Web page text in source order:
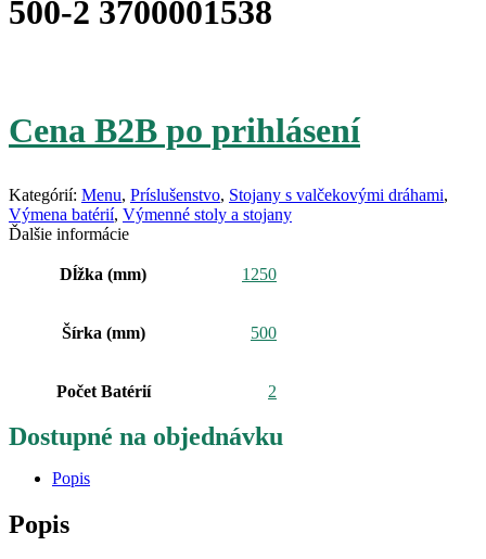
500-2 3700001538
Cena B2B po prihlásení
Kategórií: Menu, Príslušenstvo, Stojany s valčekovými dráhami,
Výmena batérií, Výmenné stoly a stojany
Ďalšie informácie
Dĺžka (mm) 1250
Šírka (mm) 500
Počet Batérií 2
Dostupné na objednávku
Popis
Popis